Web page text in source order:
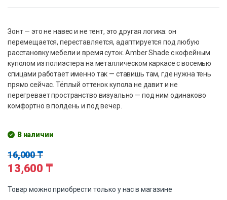
Зонт — это не навес и не тент, это другая логика: он
перемещается, переставляется, адаптируется под любую
расстановку мебели и время суток. Amber Shade с кофейным
куполом из полиэстера на металлическом каркасе с восемью
спицами работает именно так — ставишь там, где нужна тень
прямо сейчас. Тёплый оттенок купола не давит и не
перегревает пространство визуально — под ним одинаково
комфортно в полдень и под вечер.
В наличии
16,000₸
13,600 ₸
Товар можно приобрести только у нас в магазине